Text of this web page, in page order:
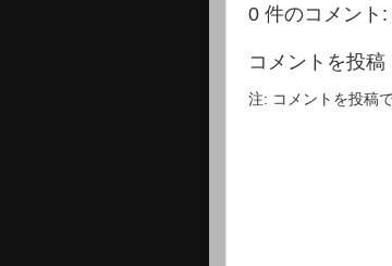
0 件のコメント:
コメントを投稿
注: コメントを投稿